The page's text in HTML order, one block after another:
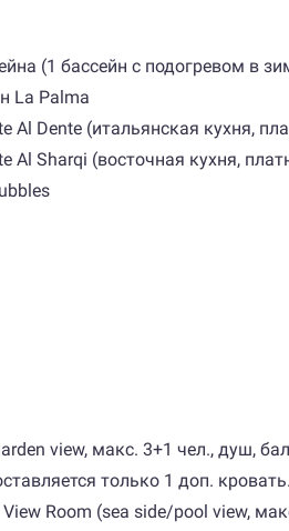
(1 бассейн с подогревом в
La Palma
Al Dente (итальянская кухня,
Al Sharqi (восточная кухня,
view, макс. 3+1 чел., душ,
только 1 доп. кровать.
Room (sea side/pool view,